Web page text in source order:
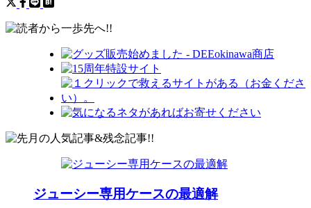
ジューシー専用ケースの最適解